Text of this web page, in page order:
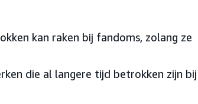
kan raken bij fandoms, zolang ze
die al langere tijd betrokken zijn bij